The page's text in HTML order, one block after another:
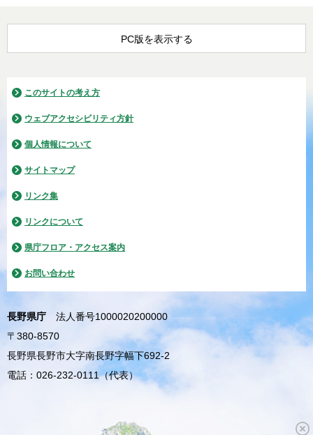
PC版を表示する
このサイトの考え方
ウェブアクセシビリティ方針
個人情報について
サイトマップ
リンク集
リンクについて
県庁フロア・アクセス案内
お問い合わせ
長野県庁
法人番号1000020200000
〒380-8570
長野県長野市大字南長野字幅下692-2
電話：026-232-0111（代表）